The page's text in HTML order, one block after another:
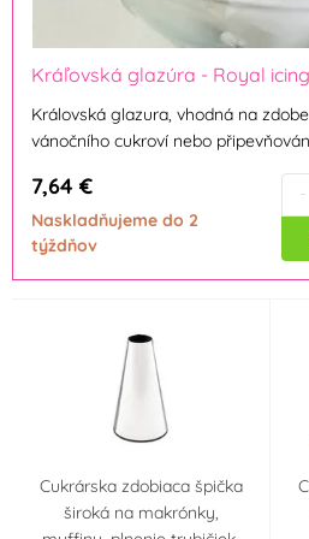
Martellato
One Way Plastics BV
Pyrogiochi
Průhledná
Bavlna (5)
Kráľovská glazúra - Royal
Královská glazura, vhodná na
vánočního cukroví nebo
7,64 €
Naskladňujeme do 2
týždňov
-
Cukrárska zdobiaca špička
široká na makrónky,